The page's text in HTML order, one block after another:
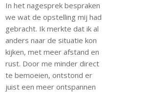
In het nagesprek bespraken
we wat de opstelling mij had
gebracht. Ik merkte dat ik al
anders naar de situatie kon
kijken, met meer afstand en
rust. Door me minder direct
te bemoeien, ontstond er
juist een meer ontspannen